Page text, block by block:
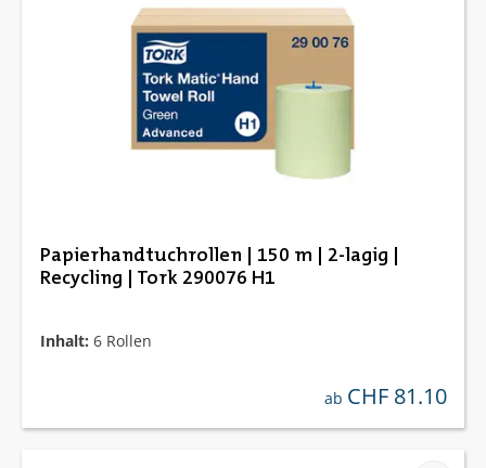
Papierhandtuchrollen | 150 m | 2-lagig |
Recycling | Tork 290076 H1
Inhalt: 6 Rollen
regulärer preis:
ab CHF 81.10